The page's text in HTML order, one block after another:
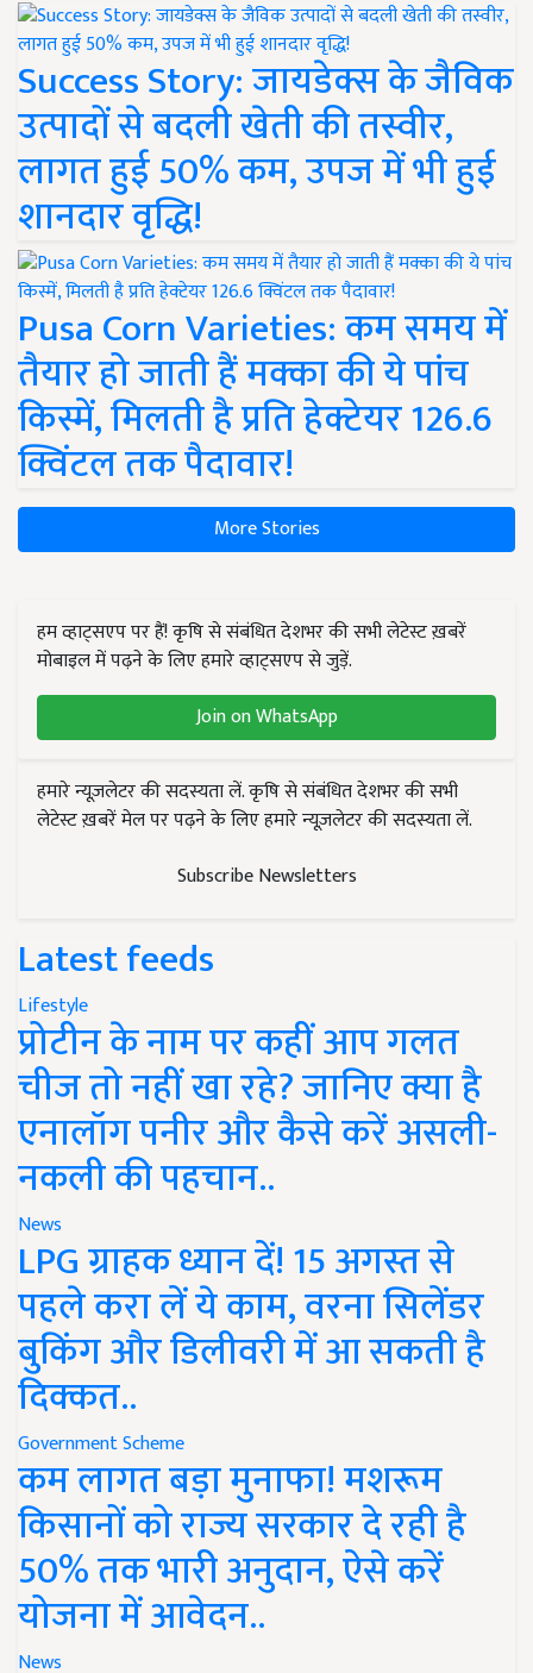
Success Story: जायडेक्स के जैविक
उत्पादों से बदली खेती की तस्वीर,
लागत हुई 50% कम, उपज में भी हुई
शानदार वृद्धि!
Pusa Corn Varieties: कम समय में
तैयार हो जाती हैं मक्का की ये पांच
किस्में, मिलती है प्रति हेक्टेयर 126.6
क्विंटल तक पैदावार!
More Stories
हम व्हाट्सएप पर हैं! कृषि से संबंधित देशभर की सभी लेटेस्ट ख़बरें
मोबाइल में पढ़ने के लिए हमारे व्हाट्सएप से जुड़ें.
Join on WhatsApp
हमारे न्यूज़लेटर की सदस्यता लें. कृषि से संबंधित देशभर की सभी
लेटेस्ट ख़बरें मेल पर पढ़ने के लिए हमारे न्यूज़लेटर की सदस्यता लें.
Subscribe Newsletters
Latest feeds
Lifestyle
प्रोटीन के नाम पर कहीं आप गलत
चीज तो नहीं खा रहे? जानिए क्या है
एनालॉग पनीर और कैसे करें असली-
नकली की पहचान..
News
LPG ग्राहक ध्यान दें! 15 अगस्त से
पहले करा लें ये काम, वरना सिलेंडर
बुकिंग और डिलीवरी में आ सकती है
दिक्कत..
Government Scheme
कम लागत बड़ा मुनाफा! मशरूम
किसानों को राज्य सरकार दे रही है
50% तक भारी अनुदान, ऐसे करें
योजना में आवेदन..
News